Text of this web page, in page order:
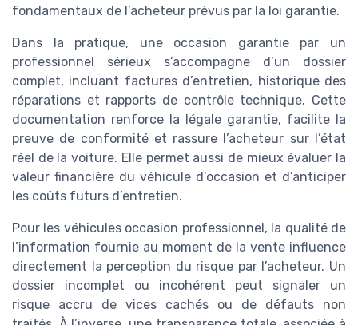
fondamentaux de l’acheteur prévus par la loi garantie.
Dans la pratique, une occasion garantie par un
professionnel sérieux s’accompagne d’un dossier
complet, incluant factures d’entretien, historique des
réparations et rapports de contrôle technique. Cette
documentation renforce la légale garantie, facilite la
preuve de conformité et rassure l’acheteur sur l’état
réel de la voiture. Elle permet aussi de mieux évaluer la
valeur financière du véhicule d’occasion et d’anticiper
les coûts futurs d’entretien.
Pour les véhicules occasion professionnel, la qualité de
l’information fournie au moment de la vente influence
directement la perception du risque par l’acheteur. Un
dossier incomplet ou incohérent peut signaler un
risque accru de vices cachés ou de défauts non